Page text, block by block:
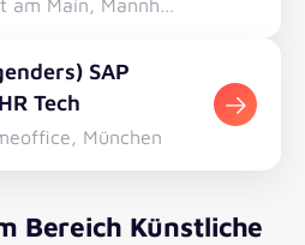
SAP
Tech
München
Bereich Künstliche